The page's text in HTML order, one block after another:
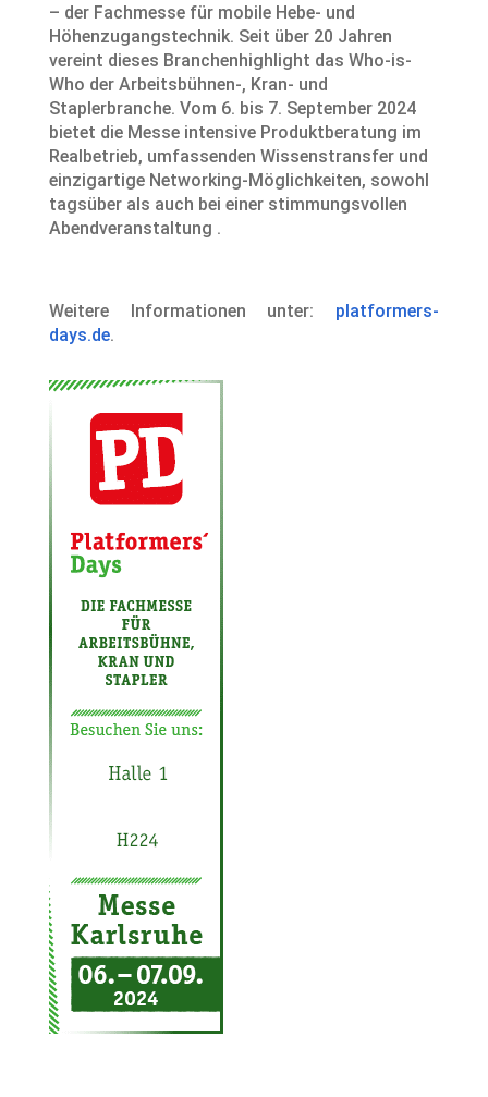
– der Fachmesse für mobile Hebe- und
Höhenzugangstechnik. Seit über 20 Jahren
vereint dieses Branchenhighlight das Who-is-
Who der Arbeitsbühnen-, Kran- und
Staplerbranche. Vom 6. bis 7. September 2024
bietet die Messe intensive Produktberatung im
Realbetrieb, umfassenden Wissenstransfer und
einzigartige Networking-Möglichkeiten, sowohl
tagsüber als auch bei einer stimmungsvollen
Abendveranstaltung .
Weitere Informationen unter: platformers-
days.de.